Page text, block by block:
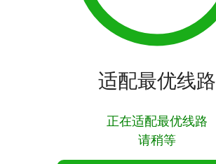
适配最优线路
正在适配最优线路
请稍等